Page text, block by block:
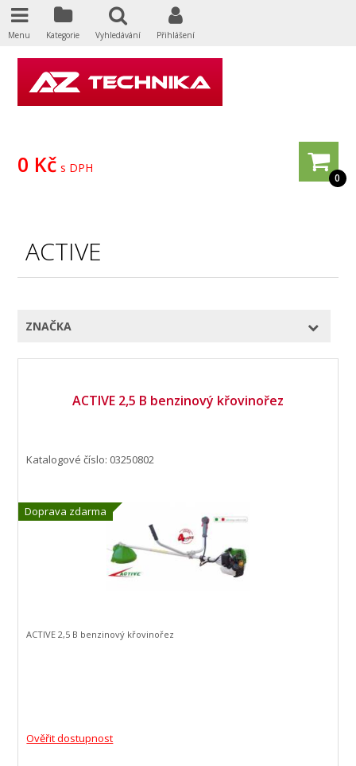
0
0 Kč s DPH
ACTIVE
ZNAČKA
ACTIVE 2,5 B benzinový křovinořez
Doprava zdarma
Katalogové číslo: 03250802
Ověřit dostupnost
ACTIVE 2,5 B benzinový křovinořez
Menu Kategorie Vyhledávání Přihlášení